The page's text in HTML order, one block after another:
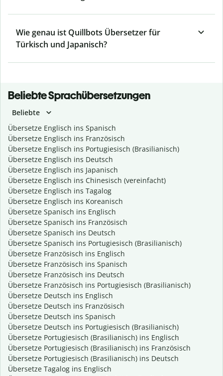
Wie genau ist Quillbots Übersetzer für
Türkisch und Japanisch?
Beliebte Sprachübersetzungen
Beliebte
Übersetze Englisch ins Spanisch
Übersetze Englisch ins Französisch
Übersetze Englisch ins Portugiesisch (Brasilianisch)
Übersetze Englisch ins Deutsch
Übersetze Englisch ins Japanisch
Übersetze Englisch ins Chinesisch (vereinfacht)
Übersetze Englisch ins Tagalog
Übersetze Englisch ins Koreanisch
Übersetze Spanisch ins Englisch
Übersetze Spanisch ins Französisch
Übersetze Spanisch ins Deutsch
Übersetze Spanisch ins Portugiesisch (Brasilianisch)
Übersetze Französisch ins Englisch
Übersetze Französisch ins Spanisch
Übersetze Französisch ins Deutsch
Übersetze Französisch ins Portugiesisch (Brasilianisch)
Übersetze Deutsch ins Englisch
Übersetze Deutsch ins Französisch
Übersetze Deutsch ins Spanisch
Übersetze Deutsch ins Portugiesisch (Brasilianisch)
Übersetze Portugiesisch (Brasilianisch) ins Englisch
Übersetze Portugiesisch (Brasilianisch) ins Französisch
Übersetze Portugiesisch (Brasilianisch) ins Deutsch
Übersetze Tagalog ins Englisch